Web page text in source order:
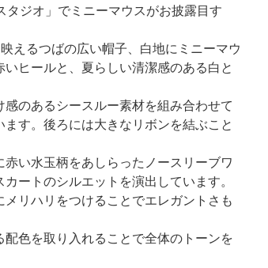
ジオ」でミニーマウスがお披露目す
えるつばの広い帽子、白地にミニーマウ
ヒールと、夏らしい清潔感のある白と
のあるシースルー素材を組み合わせて
す。後ろには大きなリボンを結ぶこと
い水玉柄をあしらったノースリーブワ
ートのシルエットを演出しています。
リハリをつけることでエレガントさも
色を取り入れることで全体のトーンを